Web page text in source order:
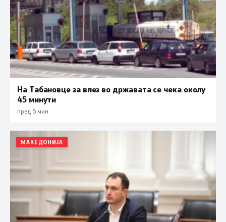
На Табановце за влез во државата се чека околу
45 минути
пред 6 мин.
МАКЕДОНИЈА